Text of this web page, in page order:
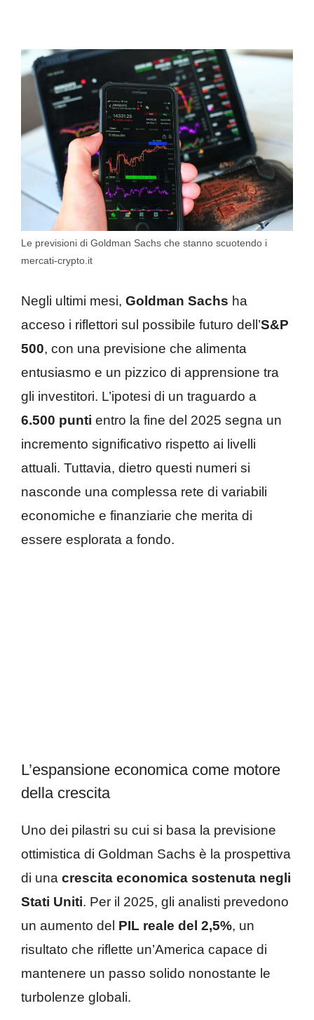
Le previsioni di Goldman Sachs che stanno scuotendo i
mercati-crypto.it
Negli ultimi mesi, Goldman Sachs ha
acceso i riflettori sul possibile futuro dell’S&P
500, con una previsione che alimenta
entusiasmo e un pizzico di apprensione tra
gli investitori. L’ipotesi di un traguardo a
6.500 punti entro la fine del 2025 segna un
incremento significativo rispetto ai livelli
attuali. Tuttavia, dietro questi numeri si
nasconde una complessa rete di variabili
economiche e finanziarie che merita di
essere esplorata a fondo.
L’espansione economica come motore
della crescita
Uno dei pilastri su cui si basa la previsione
ottimistica di Goldman Sachs è la prospettiva
di una crescita economica sostenuta negli
Stati Uniti. Per il 2025, gli analisti prevedono
un aumento del PIL reale del 2,5%, un
risultato che riflette un’America capace di
mantenere un passo solido nonostante le
turbolenze globali.